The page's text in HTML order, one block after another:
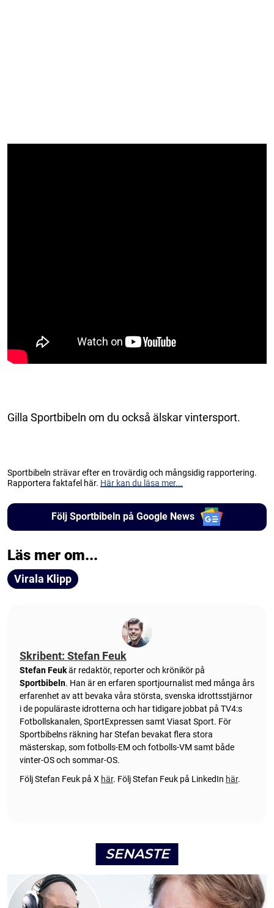
Gilla Sportbibeln om du också älskar vintersport.
Sportbibeln strävar efter en trovärdig och mångsidig rapportering.
Rapportera faktafel här. Här kan du läsa mer...
Följ Sportbibeln på Google News
Läs mer om...
Virala Klipp
Skribent: Stefan Feuk
Stefan Feukär redaktör, reporter och krönikör på
Sportbibeln. Han är en erfaren sportjournalist med många års
erfarenhet av att bevaka våra största, svenska idrottsstjärnor
i de populäraste idrotterna och har tidigare jobbat på TV4:s
Fotbollskanalen, SportExpressen samt Viasat Sport. För
Sportbibelns räkning har Stefan bevakat flera stora
mästerskap, som fotbolls-EM och fotbolls-VM samt både
vinter-OS och sommar-OS.
Följ Stefan Feuk på X här. Följ Stefan Feuk på LinkedIn här.
SENASTE